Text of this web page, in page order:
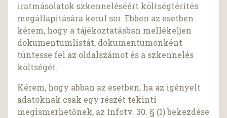
iratmásolatok szkenneléséért költségtérítés
megállapítására kerül sor. Ebben az esetben
kérem, hogy a tájékoztatásban mellékeljen
dokumentumlistát, dokumentumonként
tüntesse fel az oldalszámot és a szkennelés
költségét.
Kérem, hogy abban az esetben, ha az igényelt
adatoknak csak egy részét tekinti
megismerhetőnek, az Infotv. 30. § (1) bekezdése